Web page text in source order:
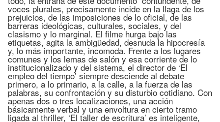
voces plurales, precisamente incide en la llaga de los
prejuicios, de las imposiciones de lo oficial, de las
barreras ideológicas, culturales, sociales, y del
clasismo y lo marginal. El filme hurga bajo las
etiquetas, agita la ambigüedad, desnuda la hipocresía
y, lo más importante, incomoda. Frente a los lugares
comunes y los lemas de salón y esa corriente de lo
institucionalizado y del sistema, el director de ‘El
empleo del tiempo’ siempre desciende al debate
primero, a lo primario, a la calle, a la fuerza de las
palabras, su confrontación y su disturbio cotidiano. Con
apenas dos o tres localizaciones, una acción
básicamente verbal y una envoltura en cierto tramo
ligada al thriller, ‘El taller de escritura’ es inteligente,